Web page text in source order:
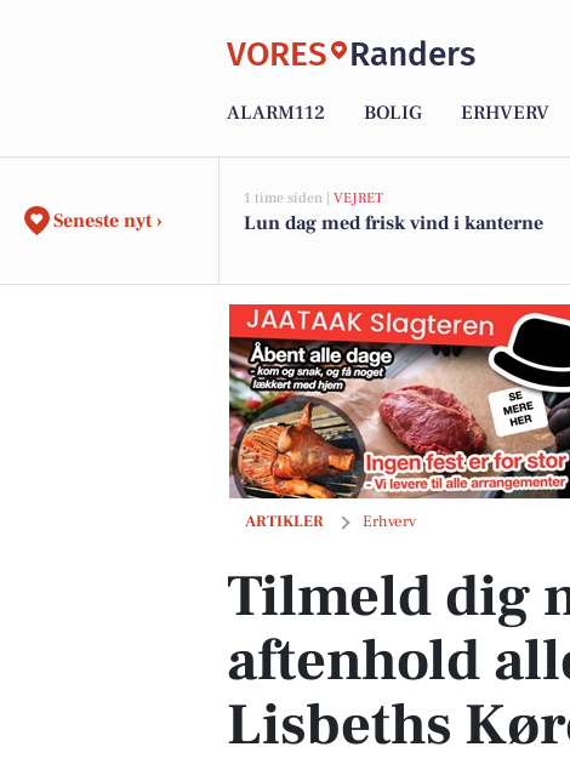
VORES Randers
ALARM112 BOLIG ERHVERV
Seneste nyt ›
1 time siden | VEJRET
Lun dag med frisk vind i kanterne
ARTIKLER Erhverv
Tilmeld dig næste 8-ugers aftenhold
Tilmeld dig
aftenhold
Lisbeths